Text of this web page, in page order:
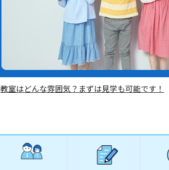
教室はどんな雰囲気？まずは見学も可能です！